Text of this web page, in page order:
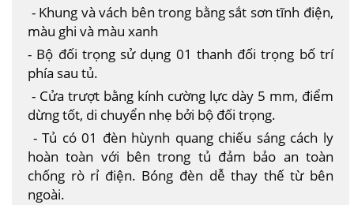
- Khung và vách bên trong bằng sắt sơn tĩnh điện,
màu ghi và màu xanh
- Bộ đối trọng sử dụng 01 thanh đối trọng bố trí
phía sau tủ.
- Cửa trượt bằng kính cường lực dày 5 mm, điểm
dừng tốt, di chuyển nhẹ bởi bộ đối trọng.
- Tủ có 01 đèn hùynh quang chiếu sáng cách ly
hoàn toàn với bên trong tủ đảm bảo an toàn
chống rò rỉ điện. Bóng đèn dễ thay thế từ bên
ngoài.